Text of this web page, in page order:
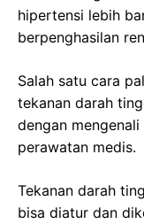
hipertensi lebih
berpenghasilan
Salah satu cara
tekanan darah
dengan
perawatan medis.
Tekanan darah
bisa diatur dan